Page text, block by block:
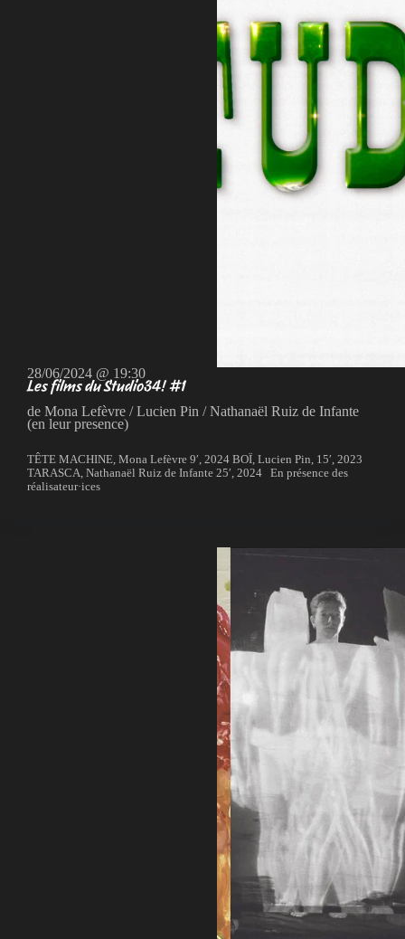
28/06/2024 @ 19:30
Les films du Studio34! #1
de Mona Lefèvre / Lucien Pin / Nathanaël Ruiz de Infante
(en leur presence)
TÊTE MACHINE, Mona Lefèvre 9′, 2024 BOÏ, Lucien Pin, 15′, 2023
TARASCA, Nathanaël Ruiz de Infante 25′, 2024 En présence des
réalisateur·ices